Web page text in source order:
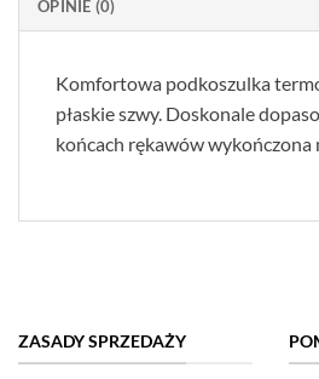
OPINIE (0)
Komfortowa podkoszulka
płaskie szwy. Doskonale
końcach rękawów wykończona
ZASADY SPRZEDAŻY